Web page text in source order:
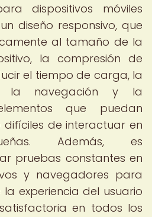
dispositivos móviles
diseño responsivo, que
al tamaño de la
la compresión de
el tiempo de carga, la
la navegación y la
que puedan
difíciles de interactuar en
Además, es
pruebas constantes en
y navegadores para
experiencia del usuario
en todos los